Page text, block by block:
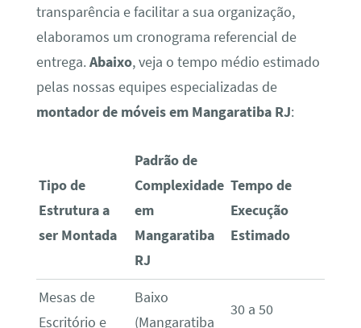
transparência e facilitar a sua organização,
elaboramos um cronograma referencial de
entrega.Abaixo, veja o tempo médio estimado
pelas nossas equipes especializadas de
montador de móveis em Mangaratiba RJ:
Tipo de
Estrutura a
ser Montada
Padrão de
Complexidade
em
Mangaratiba
RJ
Tempo de
Execução
Estimado
Mesas de
Escritório e
Baixo
(Mangaratiba
30 a 50